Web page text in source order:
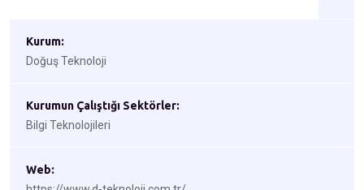
Kurum:
Doğuş Teknoloji
Kurumun Çalıştığı Sektörler:
Bilgi Teknolojileri
Web: